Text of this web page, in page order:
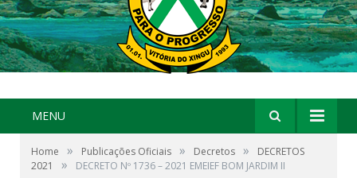
MENU
Home » Publicações Oficiais » Decretos »
DECRETOS
2021
» DECRETO Nº 1736 – 2021 EMEIEF BOM JARDIM II